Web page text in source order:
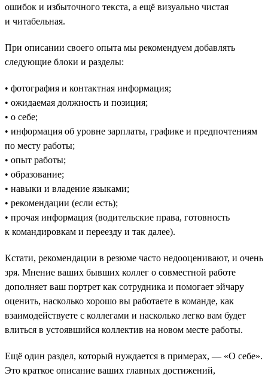
ошибок и избыточного текста, а ещё визуально чистая
и читабельная.
При описании своего опыта мы рекомендуем добавлять
следующие блоки и разделы:
• фотография и контактная информация;
• ожидаемая должность и позиция;
• о себе;
• информация об уровне зарплаты, графике и предпочтениям
по месту работы;
• опыт работы;
• образование;
• навыки и владение языками;
• рекомендации (если есть);
• прочая информация (водительские права, готовность
к командировкам и переезду и так далее).
Кстати, рекомендации в резюме часто недооценивают, и очень
зря. Мнение ваших бывших коллег о совместной работе
дополняет ваш портрет как сотрудника и помогает эйчару
оценить, насколько хорошо вы работаете в команде, как
взаимодействуете с коллегами и насколько легко вам будет
влиться в устоявшийся коллектив на новом месте работы.
Ещё один раздел, который нуждается в примерах, — «О себе».
Это краткое описание ваших главных достижений,